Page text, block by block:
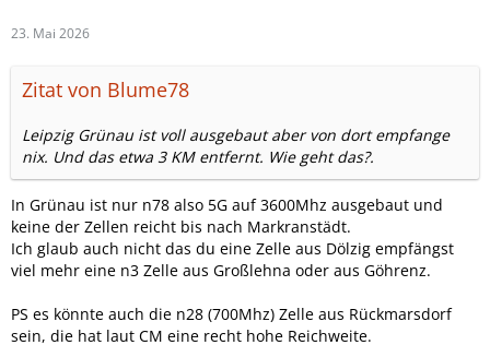
23. Mai 2026
Zitat von Blume78
Leipzig Grünau ist voll ausgebaut aber von dort empfange
nix. Und das etwa 3 KM entfernt. Wie geht das?.
In Grünau ist nur n78 also 5G auf 3600Mhz ausgebaut und
keine der Zellen reicht bis nach Markranstädt.
Ich glaub auch nicht das du eine Zelle aus Dölzig empfängst
viel mehr eine n3 Zelle aus Großlehna oder aus Göhrenz.
PS es könnte auch die n28 (700Mhz) Zelle aus Rückmarsdorf
sein, die hat laut CM eine recht hohe Reichweite.